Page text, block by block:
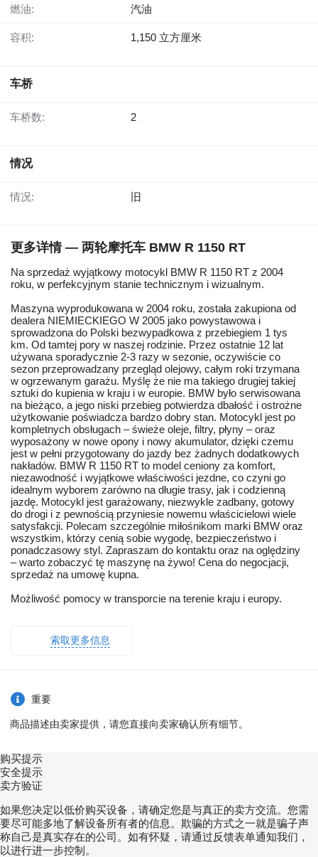
燃油: 汽油
容积: 1,150 立方厘米
车桥
车桥数: 2
情况
情况: 旧
更多详情 — 两轮摩托车 BMW R 1150 RT
Na sprzedaż wyjątkowy motocykl BMW R 1150 RT z 2004
roku, w perfekcyjnym stanie technicznym i wizualnym.
Maszyna wyprodukowana w 2004 roku, została zakupiona od
dealera NIEMIECKIEGO W 2005 jako powystawowa i
sprowadzona do Polski bezwypadkowa z przebiegiem 1 tys
km. Od tamtej pory w naszej rodzinie. Przez ostatnie 12 lat
używana sporadycznie 2-3 razy w sezonie, oczywiście co
sezon przeprowadzany przegląd olejowy, całym roki trzymana
w ogrzewanym garażu. Myślę że nie ma takiego drugiej takiej
sztuki do kupienia w kraju i w europie. BMW było serwisowana
na bieżąco, a jego niski przebieg potwierdza dbałość i ostrożne
użytkowanie poświadcza bardzo dobry stan. Motocykl jest po
kompletnych obsługach – świeże oleje, filtry, płyny – oraz
wyposażony w nowe opony i nowy akumulator, dzięki czemu
jest w pełni przygotowany do jazdy bez żadnych dodatkowych
nakładów. BMW R 1150 RT to model ceniony za komfort,
niezawodność i wyjątkowe właściwości jezdne, co czyni go
idealnym wyborem zarówno na długie trasy, jak i codzienną
jazdę. Motocykl jest garażowany, niezwykle zadbany, gotowy
do drogi i z pewnością przyniesie nowemu właścicielowi wiele
satysfakcji. Polecam szczególnie miłośnikom marki BMW oraz
wszystkim, którzy cenią sobie wygodę, bezpieczeństwo i
ponadczasowy styl. Zapraszam do kontaktu oraz na oględziny
– warto zobaczyć tę maszynę na żywo! Cena do negocjacji,
sprzedaż na umowę kupna.
Możliwość pomocy w transporcie na terenie kraju i europy.
索取更多信息
重要
商品描述由卖家提供，请您直接向卖家确认所有细节。
购买提示
安全提示
卖方验证
如果您决定以低价购买设备，请确定您是与真正的卖方交流。您需
要尽可能多地了解设备所有者的信息。欺骗的方式之一就是骗子声
称自己是真实存在的公司。如有怀疑，请通过反馈表单通知我们，
以进行进一步控制。